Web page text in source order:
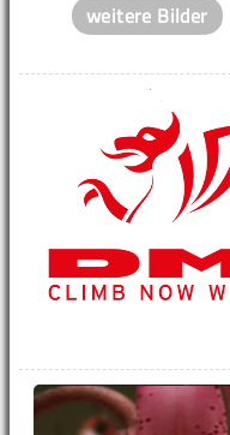
weitere Bilder